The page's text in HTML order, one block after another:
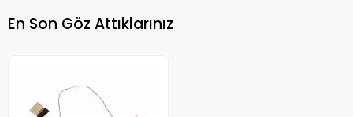
En Son Göz Attıklarınız